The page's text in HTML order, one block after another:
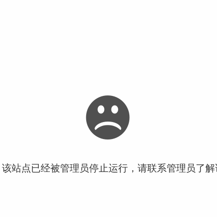
站点已经被管理员停止运行，请联系管理员了